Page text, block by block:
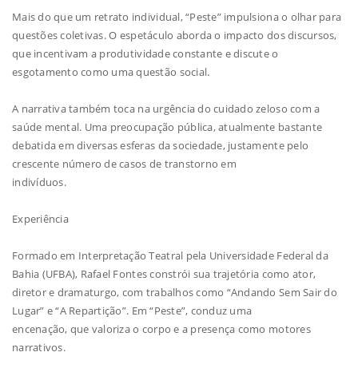
Mais do que um retrato individual, “Peste” impulsiona o olhar para
questões coletivas. O espetáculo aborda o impacto dos discursos,
que incentivam a produtividade constante e discute o
esgotamento como uma questão social.
A narrativa também toca na urgência do cuidado zeloso com a
saúde mental. Uma preocupação pública, atualmente bastante
debatida em diversas esferas da sociedade, justamente pelo
crescente número de casos de transtorno em
indivíduos.
Experiência
Formado em Interpretação Teatral pela Universidade Federal da
Bahia (UFBA), Rafael Fontes constrói sua trajetória como ator,
diretor e dramaturgo, com trabalhos como “Andando Sem Sair do
Lugar” e “A Repartição”. Em “Peste”, conduz uma
encenação, que valoriza o corpo e a presença como motores
narrativos.